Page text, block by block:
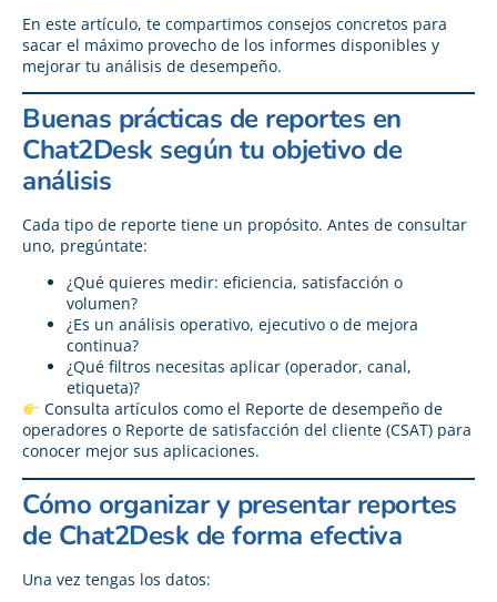
En este artículo, te compartimos consejos concretos para
sacar el máximo provecho de los informes disponibles y
mejorar tu análisis de desempeño.
Buenas prácticas de reportes en
Chat2Desk según tu objetivo de
análisis
Cada tipo de reporte tiene un propósito. Antes de consultar
uno, pregúntate:
¿Qué quieres medir: eficiencia, satisfacción o
volumen?
¿Es un análisis operativo, ejecutivo o de mejora
continua?
¿Qué filtros necesitas aplicar (operador, canal,
etiqueta)?
Consulta artículos como el Reporte de desempeño de
operadores o Reporte de satisfacción del cliente (CSAT) para
conocer mejor sus aplicaciones.
Cómo organizar y presentar reportes
de Chat2Desk de forma efectiva
Una vez tengas los datos: